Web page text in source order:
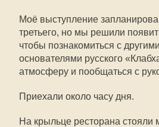
Моё выступление
третьего, но мы решили
чтобы познакомиться с
основателями русского
атмосферу и пообщаться с
Приехали около часу дня.
На крыльце ресторана